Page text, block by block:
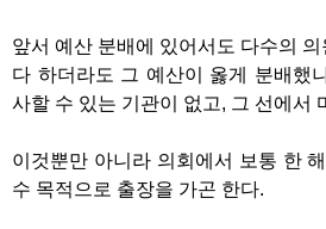
앞서 예산 분배에 있어서도 다수의
다 하더라도 그 예산이 옳게 분배했
사할 수 있는 기관이 없고, 그 선에서
이것뿐만 아니라 의회에서 보통 한
수 목적으로 출장을 가곤 한다.